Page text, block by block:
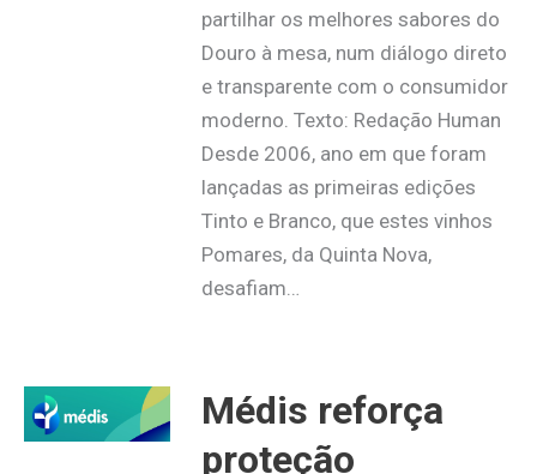
partilhar os melhores sabores do
Douro à mesa, num diálogo direto
e transparente com o consumidor
moderno. Texto: Redação Human
Desde 2006, ano em que foram
lançadas as primeiras edições
Tinto e Branco, que estes vinhos
Pomares, da Quinta Nova,
desafiam…
Médis reforça
proteção